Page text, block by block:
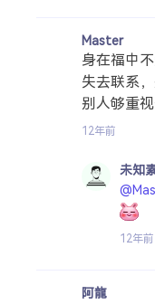
Master
身在福中
失去联系
别人够重
12年前
未知
12年前
阿龍